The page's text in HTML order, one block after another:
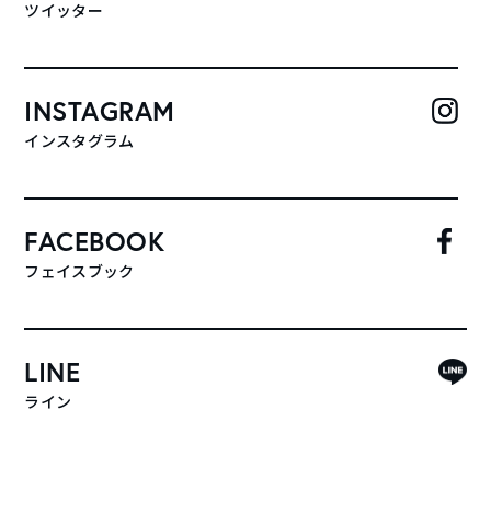
ツイッター
INSTAGRAM
インスタグラム
FACEBOOK
フェイスブック
LINE
ライン